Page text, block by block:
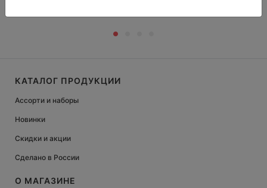
КАТАЛОГ ПРОДУКЦИИ
Ассорти и наборы
Новинки
Скидки и акции
Сделано в России
О МАГАЗИНЕ